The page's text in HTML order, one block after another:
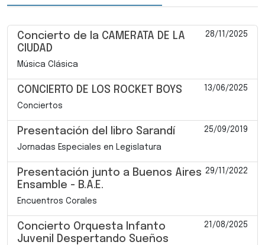
Concierto de la CAMERATA DE LA
CIUDAD
28/11/2025
Música Clásica
CONCIERTO DE LOS ROCKET BOYS 13/06/2025
Conciertos
Presentación del libro Sarandí 25/09/2019
Jornadas Especiales en Legislatura
Presentación junto a Buenos Aires
Ensamble - B.A.E.
29/11/2022
Encuentros Corales
Concierto Orquesta Infanto
Juvenil Despertando Sueños
21/08/2025